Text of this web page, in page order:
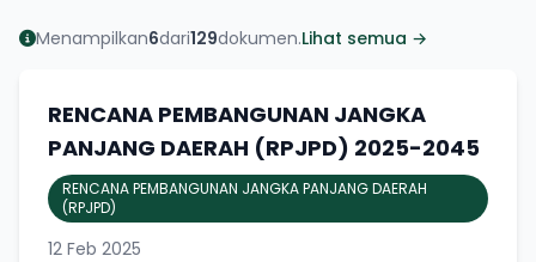
Menampilkan6dari129dokumen.Lihat semua →
RENCANA PEMBANGUNAN JANGKA
PANJANG DAERAH (RPJPD) 2025-2045
RENCANA PEMBANGUNAN JANGKA PANJANG DAERAH
(RPJPD)
12 Feb 2025